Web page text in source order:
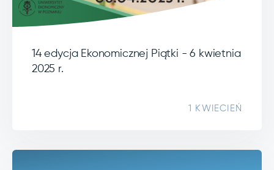
14 edycja Ekonomicznej Piątki - 6 kwietnia
2025 r.
1 KWIECIEŃ